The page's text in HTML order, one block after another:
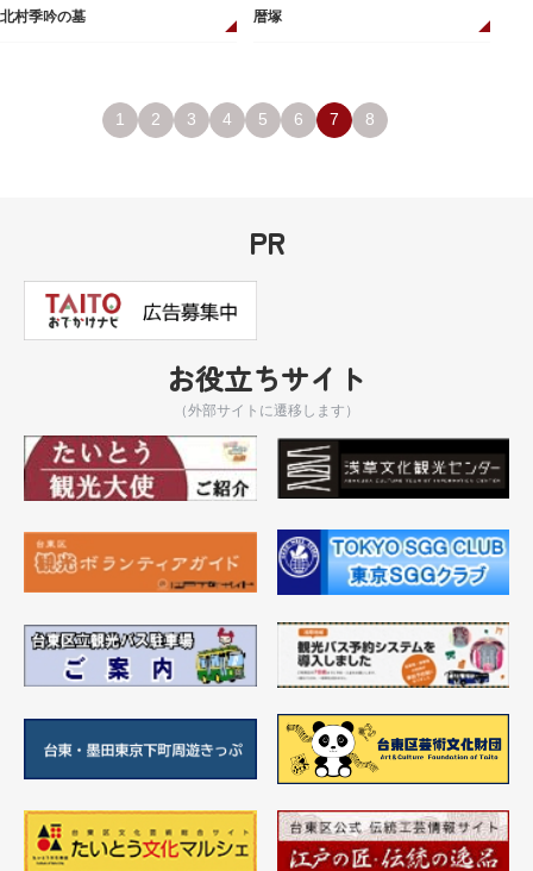
北村季吟の墓 暦塚
1 2 3 4 5 6 7 8
PR
お役立ちサイト
（外部サイトに遷移します）